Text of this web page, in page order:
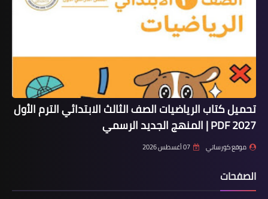
تحميل كتاب الرياضيات الصف الثالث الابتدائي الترم الأول
2027 PDF | المنهج الجديد الرسمي
موقع كورساتي 07 أغسطس 2026
الصفحات